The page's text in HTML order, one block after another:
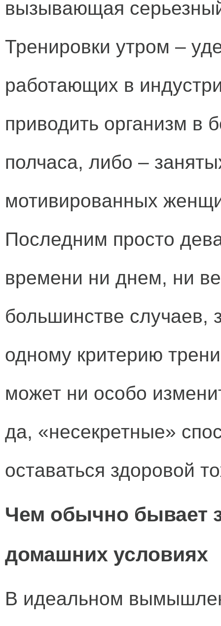
вызывающая
Тренировки утром –
работающих в
приводить организм в
полчаса, либо –
мотивированных
Последним просто
времени ни днем, ни
большинстве случаев,
одному критерию
может ни особо
да, «несекретные»
оставаться здоровой
Чем обычно бывает
домашних условиях
В идеальном